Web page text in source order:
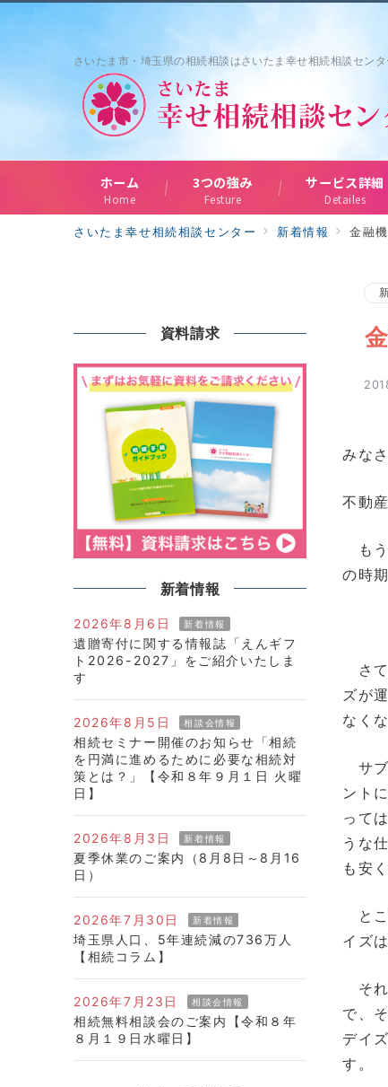
さいたま市・埼玉県の相続相談はさいたま幸せ相続相談センタ
ホーム
Home
3つの強み
Festure
サービス詳細
Detailes
さいたま幸せ相続相談センター 新着情報 金融
みな
不動
もう
の時
さて
ズが
なく
サブ
ント
って
うな
も安
とこ
イズ
それ
で、
デイ
す。
資料請求
新着情報
2026年8月6日 新着情報
遺贈寄付に関する情報誌「えんギフ
ト2026-2027」をご紹介いたしま
す
2026年8月5日 相談会情報
相続セミナー開催のお知らせ「相続
を円満に進めるために必要な相続対
策とは？」【令和８年９月１日 火曜
日】
2026年8月3日 新着情報
夏季休業のご案内（8月8日～8月16
日）
2026年7月30日 新着情報
埼玉県人口、5年連続減の736万人
【相続コラム】
2026年7月23日 相談会情報
相続無料相談会のご案内【令和８年
８月１９日水曜日】